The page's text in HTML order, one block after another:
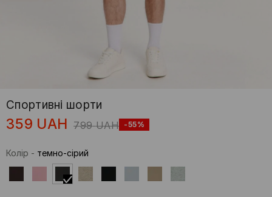
Спортивні шорти
359 UAH 799 UAH -55%
Колір - темно-сірий